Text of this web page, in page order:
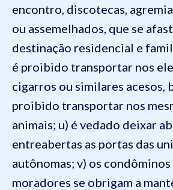
encontro, discotecas,
ou assemelhados, que se
destinação residencial e
é proibido transportar nos
cigarros ou similares acesos,
proibido transportar nos
animais; u) é vedado deixar
entreabertas as portas das
autônomas; v) os condôminos
moradores se obrigam a